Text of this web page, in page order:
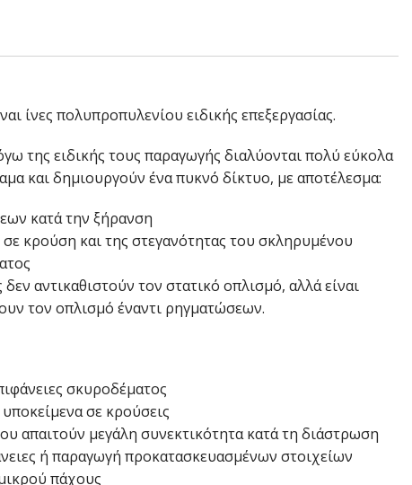
ίνες πολυπροπυλενίου ειδικής επεξεργασίας.
της ειδικής τους παραγωγής διαλύονται πολύ εύκολα
και δημιουργούν ένα πυκνό δίκτυο, με αποτέλεσμα:
κατά την ξήρανση
κρούση και της στεγανότητας του σκληρυμένου
δεν αντικαθιστούν τον στατικό οπλισμό, αλλά είναι
τον οπλισμό έναντι ρηγματώσεων.
σκυροδέματος
σε κρούσεις
απαιτούν μεγάλη συνεκτικότητα κατά τη διάστρωση
ή παραγωγή προκατασκευασμένων στοιχείων
πάχους